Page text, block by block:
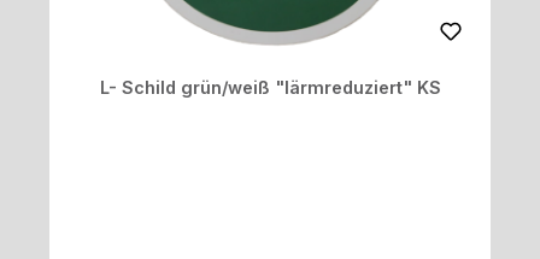
L- Schild grün/weiß "lärmreduziert" KS